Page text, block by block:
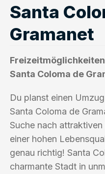
Santa
Gramanet
Santa Coloma de
Du planst einen
Santa Coloma de
Suche nach
einer hohen
genau richtig! Santa
charmante Stadt in